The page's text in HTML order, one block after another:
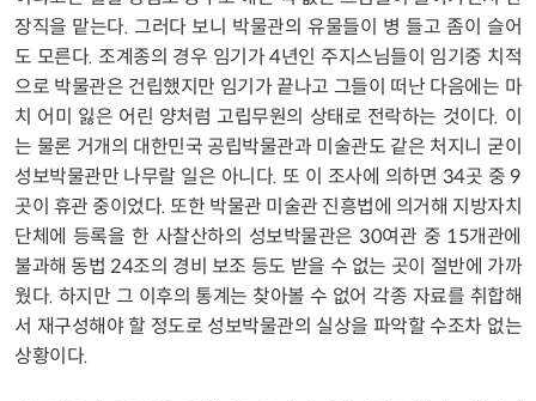
장직을 맡는다. 그러다 보니 박물관의 유물들이 병 들고 좀이 슬어
도 모른다. 조계종의 경우 임기가 4년인 주지스님들이 임기중 치적
으로 박물관은 건립했지만 임기가 끝나고 그들이 떠난 다음에는 마
치 어미 잃은 어린 양처럼 고립무원의 상태로 전락하는 것이다. 이
는 물론 거개의 대한민국 공립박물관과 미술관도 같은 처지니 굳이
성보박물관만 나무랄 일은 아니다. 또 이 조사에 의하면 34곳 중 9
곳이 휴관 중이었다. 또한 박물관 미술관 진흥법에 의거해 지방자치
단체에 등록을 한 사찰산하의 성보박물관은 30여관 중 15개관에
불과해 동법 24조의 경비 보조 등도 받을 수 없는 곳이 절반에 가까
웠다. 하지만 그 이후의 통계는 찾아볼 수 없어 각종 자료를 취합해
서 재구성해야 할 정도로 성보박물관의 실상을 파악할 수조차 없는
상황이다.